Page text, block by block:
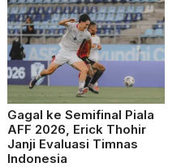
Gagal ke Semifinal Piala
AFF 2026, Erick Thohir
Janji Evaluasi Timnas
Indonesia